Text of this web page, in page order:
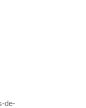
de-